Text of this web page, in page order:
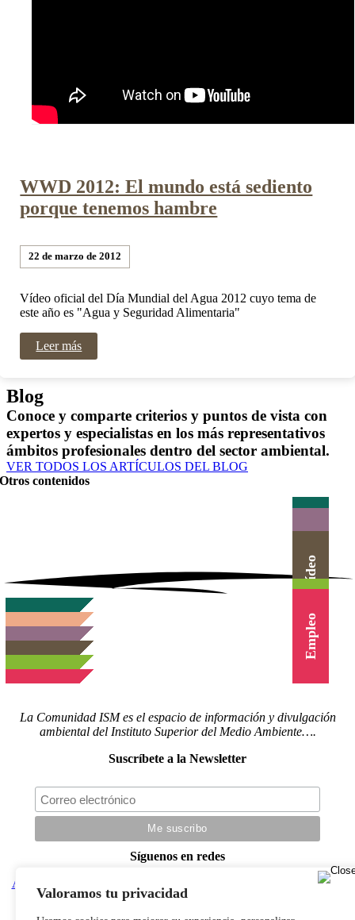
Valoramos tu privacidad
WWD 2012: El mundo está sediento
porque tenemos hambre
22 de marzo de 2012
Vídeo oficial del Día Mundial del Agua 2012 cuyo tema de
este año es "Agua y Seguridad Alimentaria"
Leer más
Blog
Conoce y comparte criterios y puntos de vista con
expertos y especialistas en los más representativos
ámbitos profesionales dentro del sector ambiental.
VER TODOS LOS ARTÍCULOS DEL BLOG
Otros contenidos
Actualidad
Agenda
Herramientas
Canal Vídeo
Cursos
Empleo
La Comunidad ISM es el espacio de información y divulgación
ambiental del Instituto Superior del Medio Ambiente….
Suscríbete a la Newsletter
Síguenos en redes
Actualidad
Cursos
Empleo|Newsletter